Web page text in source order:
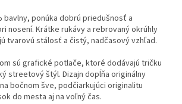
bavlny, ponúka dobrú priedušnosť a
nosení. Krátke rukávy a rebrovaný okrúhly
tvarovú stálosť a čistý, nadčasový vzhľad.
sú grafické potlače, ktoré dodávajú tričku
streetový štýl. Dizajn dopĺňa originálny
bočnom šve, podčiarkujúci originalitu
do mesta aj na voľný čas.